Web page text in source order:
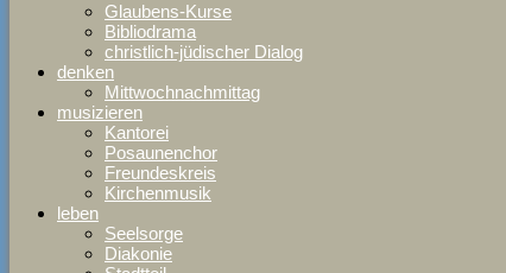
Glaubens-Kurse
Bibliodrama
christlich-jüdischer Dialog
denken
Mittwochnachmittag
musizieren
Kantorei
Posaunenchor
Freundeskreis
Kirchenmusik
leben
Seelsorge
Diakonie